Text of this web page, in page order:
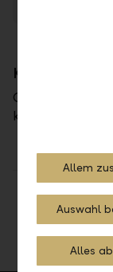
Kontakt
Gerne können
kontaktieren.
Allem
Auswahl
Alles